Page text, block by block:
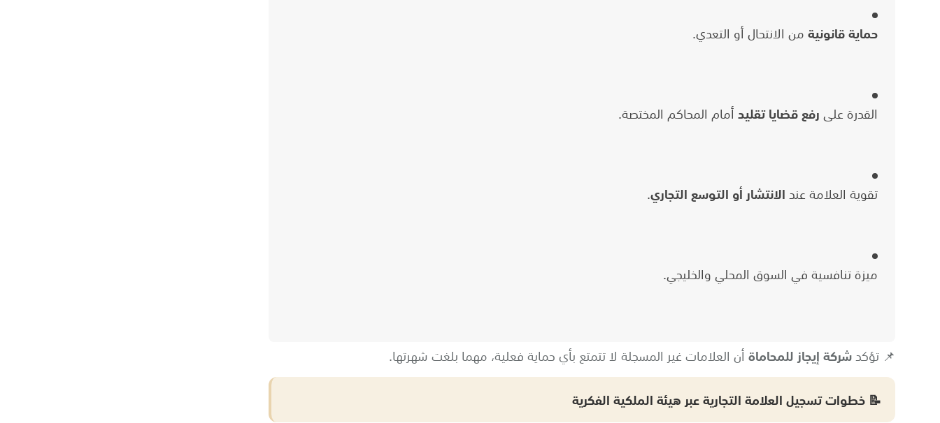
حماية قانونيةمن الانتحال أو التعدي.
القدرة علىرفع قضايا تقليدأمام المحاكم المختصة.
تقوية العلامة عندالانتشار أو التوسع التجاري.
ميزة تنافسية في السوق المحلي والخليجي.
📌 تؤكدشركة إيجاز للمحاماةأن العلامات غير المسجلة لا تتمتع بأي حماية فعلية، مهما بلغت شهرتها.
📝 خطوات تسجيل العلامة التجارية عبر هيئة الملكية الفكرية